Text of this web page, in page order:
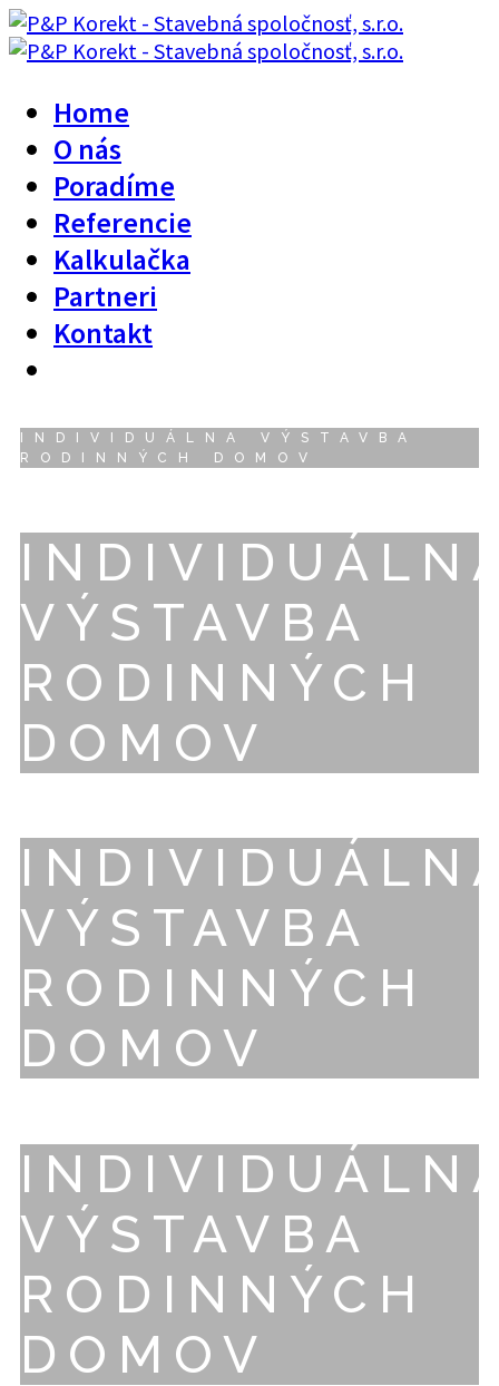
Home
O nás
Poradíme
Referencie
Kalkulačka
Partneri
Kontakt
INDIVIDUÁLNA VÝSTAVBA
RODINNÝCH DOMOV
VÝSTAVBA
RODINNÝCH
DOMOV
VÝSTAVBA
RODINNÝCH
DOMOV
VÝSTAVBA
RODINNÝCH
DOMOV